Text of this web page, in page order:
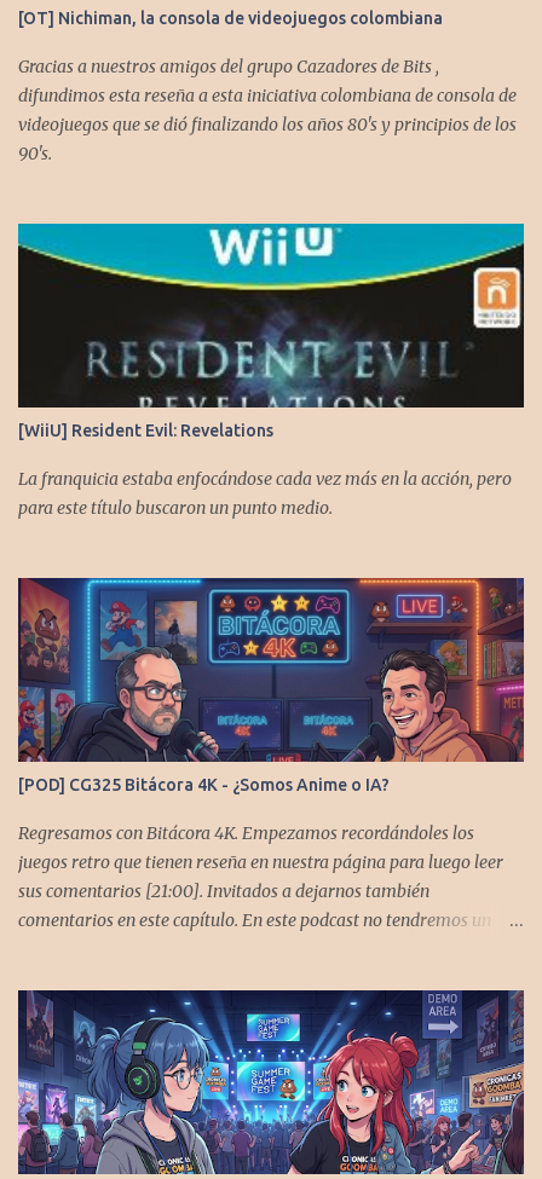
[OT] Nichiman, la consola de videojuegos colombiana
Gracias a nuestros amigos del grupo Cazadores de Bits ,
difundimos esta reseña a esta iniciativa colombiana de consola de
videojuegos que se dió finalizando los años 80's y principios de los
90's.
[WiiU] Resident Evil: Revelations
La franquicia estaba enfocándose cada vez más en la acción, pero
para este título buscaron un punto medio.
[POD] CG325 Bitácora 4K - ¿Somos Anime o IA?
Regresamos con Bitácora 4K. Empezamos recordándoles los
juegos retro que tienen reseña en nuestra página para luego leer
sus comentarios [21:00]. Invitados a dejarnos también
comentarios en este capítulo. En este podcast no tendremos un
@GoombaVictor y @flagstaad que no estarían aquí si no es por
ustedes. Muchas gracias a todos los que nos agregan a sus
plataformas de podcast y nos dejan comentarios en las cuentas de
redes. Spotify YouTube. Twitter -
https://twitter.com/CronicasGoomba Instagram -
https://www.instagram.com/cronicasgoomba/ Facebook -